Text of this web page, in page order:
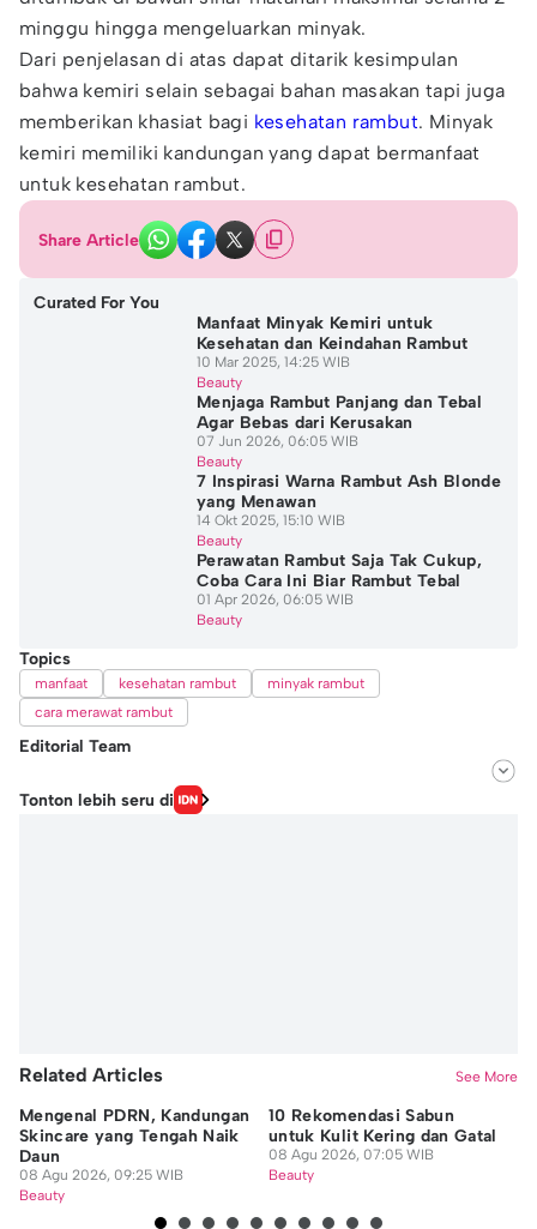
minggu hingga mengeluarkan minyak.
Dari penjelasan di atas dapat ditarik kesimpulan
bahwa kemiri selain sebagai bahan masakan tapi juga
memberikan khasiat bagi kesehatan rambut. Minyak
kemiri memiliki kandungan yang dapat bermanfaat
untuk kesehatan rambut.
Share Article
Curated For You
Manfaat Minyak Kemiri untuk
Kesehatan dan Keindahan Rambut
10 Mar 2025, 14:25 WIB
Beauty
Menjaga Rambut Panjang dan Tebal
Agar Bebas dari Kerusakan
07 Jun 2026, 06:05 WIB
Beauty
7 Inspirasi Warna Rambut Ash Blonde
yang Menawan
14 Okt 2025, 15:10 WIB
Beauty
Perawatan Rambut Saja Tak Cukup,
Coba Cara Ini Biar Rambut Tebal
01 Apr 2026, 06:05 WIB
Beauty
Topics
manfaat kesehatan rambut
minyak rambut
cara merawat rambut
Editorial Team
Editor
Shavira Annisa
Tonton lebih seru di
Related Articles See More
Mengenal PDRN, Kandungan
Skincare yang Tengah Naik
Daun
08 Agu 2026, 09:25 WIB
Beauty
10 Rekomendasi Sabun
untuk Kulit Kering dan Gatal
08 Agu 2026, 07:05 WIB
Beauty